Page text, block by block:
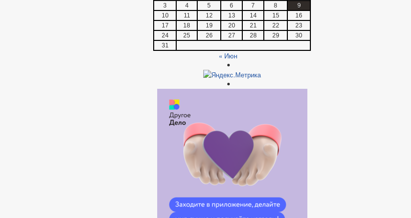
3
4 5 6 7 8
9
10
11 12 13 14 15
16
17
18 19 20 21 22
23
24
25 26 27 28 29
30
31
« Июн